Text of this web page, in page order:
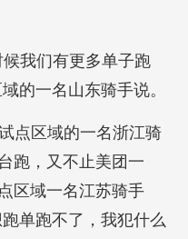
我们有更多单子跑
的一名山东骑手说。
点区域的一名浙江骑
跑，又不止美团一
区域一名江苏骑手
单跑不了，我犯什么